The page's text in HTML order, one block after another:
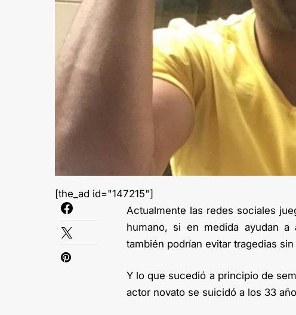
[the_ad id="147215"]
Actualmente las redes sociales
humano, si en medida ayudan
también podrían evitar tragedias
Y lo que sucedió a principio de
actor novato se suicidó a los 33